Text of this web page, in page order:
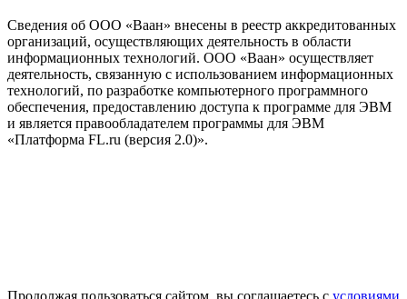
Сведения об ООО «Ваан» внесены в реестр аккредитованных
организаций, осуществляющих деятельность в области
информационных технологий. ООО «Ваан» осуществляет
деятельность, связанную с использованием информационных
технологий, по разработке компьютерного программного
обеспечения, предоставлению доступа к программе для ЭВМ
и является правообладателем программы для ЭВМ
«Платформа FL.ru (версия 2.0)».
Продолжая пользоваться сайтом, вы соглашаетесь с условиями